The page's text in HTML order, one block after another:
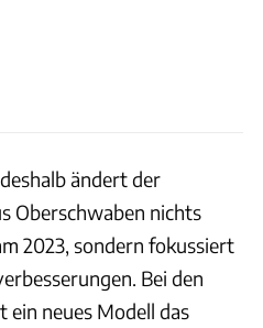
ändert der
Oberschwaben nichts
2023, sondern fokussiert
Bei den
neues Modell das